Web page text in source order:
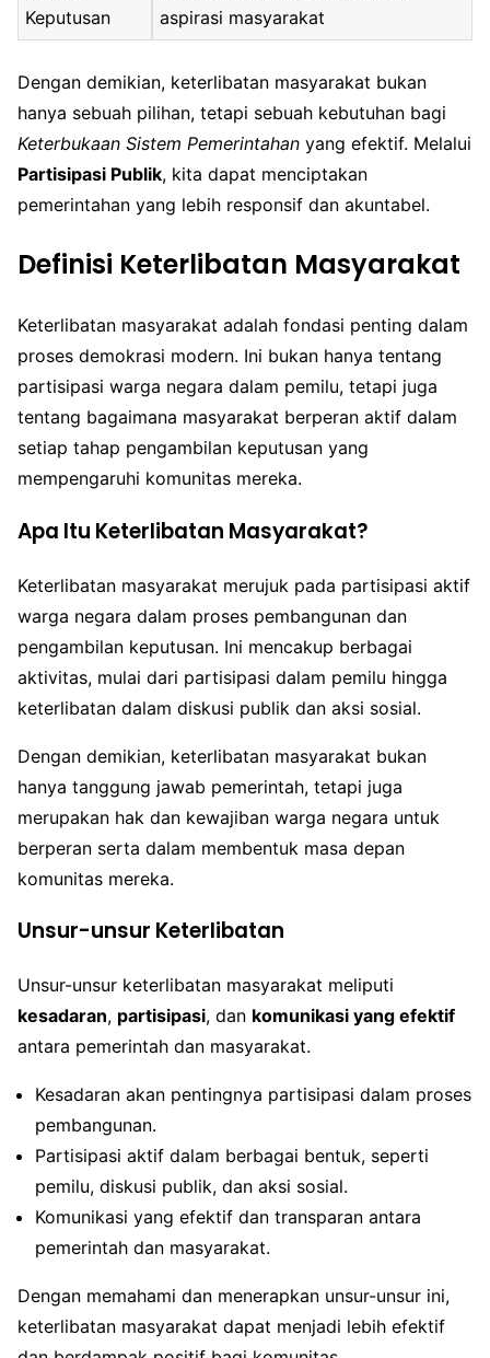
Keputusan
aspirasi masyarakat
Dengan demikian, keterlibatan masyarakat bukan
hanya sebuah pilihan, tetapi sebuah kebutuhan bagi
Keterbukaan Sistem Pemerintahan yang efektif. Melalui
Partisipasi Publik, kita dapat menciptakan
pemerintahan yang lebih responsif dan akuntabel.
Definisi Keterlibatan Masyarakat
Keterlibatan masyarakat adalah fondasi penting dalam
proses demokrasi modern. Ini bukan hanya tentang
partisipasi warga negara dalam pemilu, tetapi juga
tentang bagaimana masyarakat berperan aktif dalam
setiap tahap pengambilan keputusan yang
mempengaruhi komunitas mereka.
Apa Itu Keterlibatan Masyarakat?
Keterlibatan masyarakat merujuk pada partisipasi aktif
warga negara dalam proses pembangunan dan
pengambilan keputusan. Ini mencakup berbagai
aktivitas, mulai dari partisipasi dalam pemilu hingga
keterlibatan dalam diskusi publik dan aksi sosial.
Dengan demikian, keterlibatan masyarakat bukan
hanya tanggung jawab pemerintah, tetapi juga
merupakan hak dan kewajiban warga negara untuk
berperan serta dalam membentuk masa depan
komunitas mereka.
Unsur-unsur Keterlibatan
Unsur-unsur keterlibatan masyarakat meliputi
kesadaran, partisipasi, dan komunikasi yang efektif
antara pemerintah dan masyarakat.
Kesadaran akan pentingnya partisipasi dalam proses
pembangunan.
Partisipasi aktif dalam berbagai bentuk, seperti
pemilu, diskusi publik, dan aksi sosial.
Komunikasi yang efektif dan transparan antara
pemerintah dan masyarakat.
Dengan memahami dan menerapkan unsur-unsur ini,
keterlibatan masyarakat dapat menjadi lebih efektif